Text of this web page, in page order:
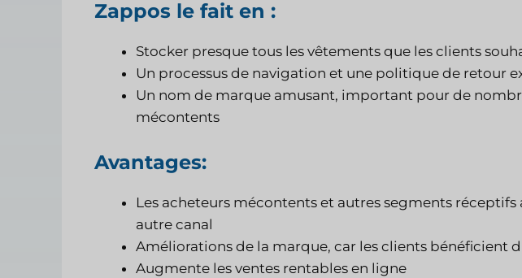
Zappos le fait en :
Stocker presque tous les vêtements que les clients
Un processus de navigation et une politique de retour
Un nom de marque amusant, important pour de
mécontents
Avantages:
Les acheteurs mécontents et autres segments
autre canal
Améliorations de la marque, car les clients bénéficient
Augmente les ventes rentables en ligne